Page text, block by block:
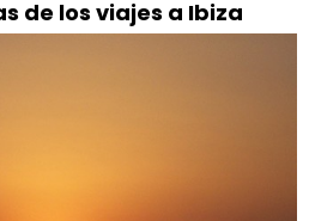
de los viajes a Ibiza